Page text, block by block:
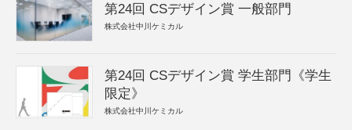
第24回 CSデザイン賞 一般部門
株式会社中川ケミカル
第24回 CSデザイン賞 学生部門《学生
限定》
株式会社中川ケミカル